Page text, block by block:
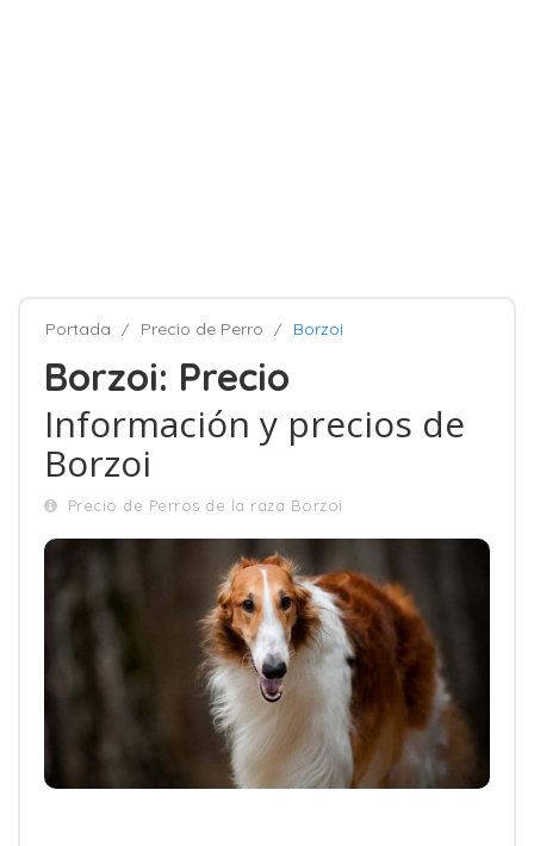
Portada Precio de Perro Borzoi
Borzoi: Precio
Información y precios de
Borzoi
Precio de Perros de la raza Borzoi